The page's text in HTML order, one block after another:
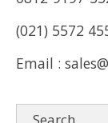
(021) 5572
Email :